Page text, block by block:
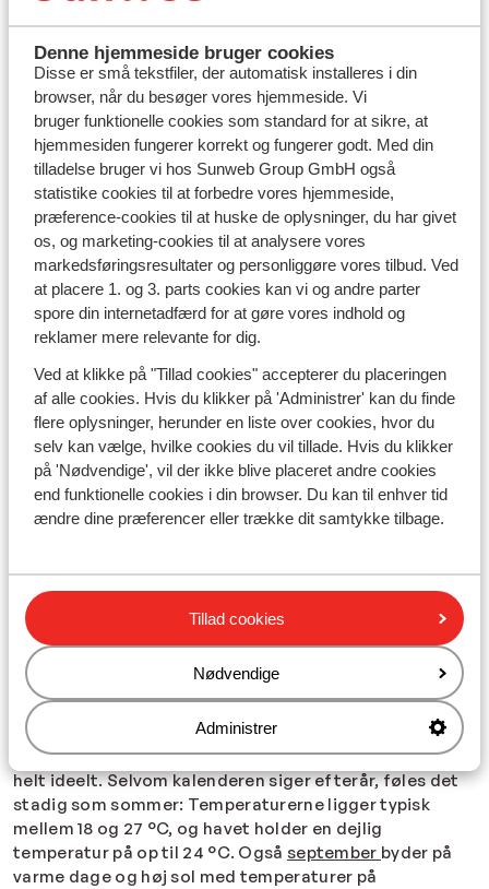
Denne hjemmeside bruger cookies
Disse er små tekstfiler, der automatisk installeres i din
browser, når du besøger vores hjemmeside. Vi
bruger funktionelle cookies som standard for at sikre, at
hjemmesiden fungerer korrekt og fungerer godt. Med din
tilladelse bruger vi hos Sunweb Group GmbH også
statistike cookies til at forbedre vores hjemmeside,
præference-cookies til at huske de oplysninger, du har givet
os, og marketing-cookies til at analysere vores
markedsføringsresultater og personliggøre vores tilbud. Ved
at placere 1. og 3. parts cookies kan vi og andre parter
spore din internetadfærd for at gøre vores indhold og
reklamer mere relevante for dig.
Ved at klikke på "Tillad cookies" accepterer du placeringen
af alle cookies. Hvis du klikker på 'Administrer' kan du finde
flere oplysninger, herunder en liste over cookies, hvor du
selv kan vælge, hvilke cookies du vil tillade. Hvis du klikker
på 'Nødvendige', vil der ikke blive placeret andre cookies
end funktionelle cookies i din browser. Du kan til enhver tid
ændre dine præferencer eller trække dit samtykke tilbage.
Tillad cookies
Nødvendige
Administrer
Hvordan er vejret på Algarvekysten?
Uanset hvornår du vælger at tage af sted, venter et
klima på Algarvekysten med lange, lyse dage, masser af
sol og behagelige temperaturer. Der er solskinstimer
destination – både i højsæsonen og uden for. Med høje
temperaturer og meget få regnvejrsdage er Algarve i
Portugalet sikkert valg for dig, der drømmer om en
solrig ferie.
Vejret på Algarvekysten i april og maj
Vejret i Algarve iapril
er solrigt og mildt – helt perfekt
forårstur
. Ønsker du at tyvstarte sommeren
bryder gennem skyerne, er et besøg til Algarvekysten
det oplagte valg. Allerede i
stiger temperaturen i
Algarve yderligere, og i dagtimerne når den
gennemsnitligt op på omkring 25 °C.
Vandtemperaturen ligger mellem 17 og 19 °C – lige til en
forfriskende strandtur som sæsonens første dukkert.
Vejret på Algarvekysten i september og oktober
Vil du forlænge sommeren, er vejret i Algarve ioktober
helt ideelt. Selvom kalenderen siger efterår, føles det
stadig som sommer: Temperaturerne ligger typisk
mellem 18 og 27 °C, og havet holder en dejlig
temperatur på op til 24 °C. Også september byder på
varme dage og høj sol med temperaturer på